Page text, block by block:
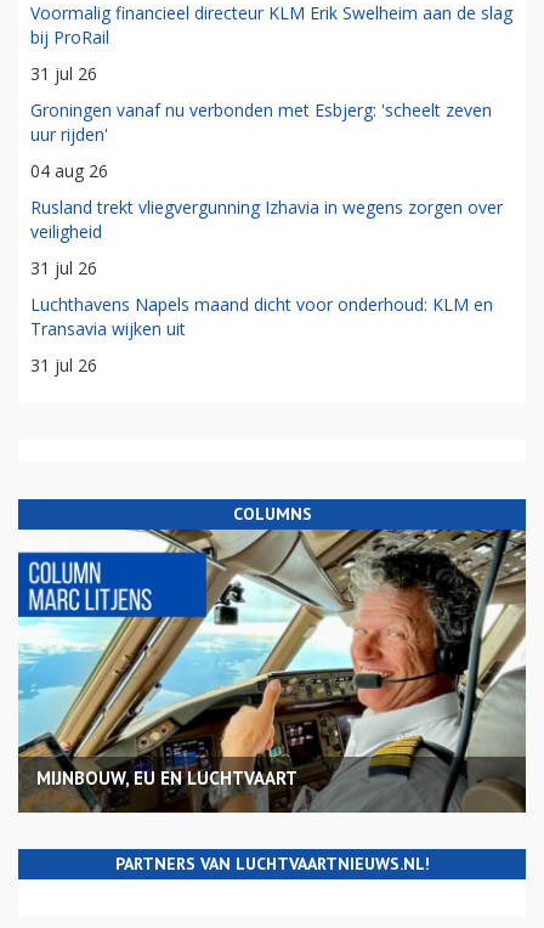
Voormalig financieel directeur KLM Erik Swelheim aan de slag
bij ProRail
31 jul 26
Groningen vanaf nu verbonden met Esbjerg: 'scheelt zeven
uur rijden'
04 aug 26
Rusland trekt vliegvergunning Izhavia in wegens zorgen over
veiligheid
31 jul 26
Luchthavens Napels maand dicht voor onderhoud: KLM en
Transavia wijken uit
31 jul 26
COLUMNS
MIJNBOUW, EU EN LUCHTVAART
PARTNERS VAN LUCHTVAARTNIEUWS.NL!